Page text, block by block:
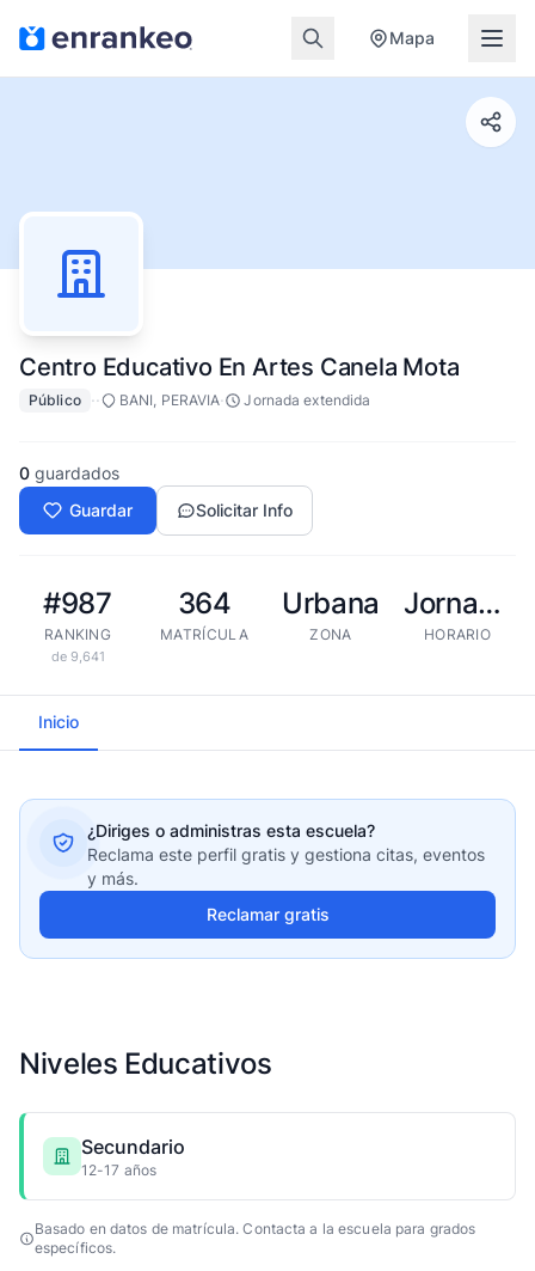
Mapa
Centro Educativo En Artes Canela Mota
Público ·· BANI, PERAVIA· Jornada extendida
0 guardados
Guardar
Solicitar Info
#987
RANKING
de 9,641
364
MATRÍCULA
Urbana
ZONA
Jornada extendida
HORARIO
Inicio
¿Diriges o administras esta escuela?
Reclama este perfil gratis y gestiona citas, eventos
y más.
Reclamar gratis
Niveles Educativos
Secundario
12-17 años
Basado en datos de matrícula. Contacta a la escuela para grados
específicos.